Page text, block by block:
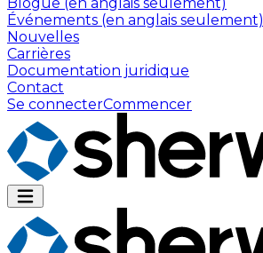
Événements (en anglais seulement)
Nouvelles
Carrières
Documentation juridique
Contact
Se connecterCommencer